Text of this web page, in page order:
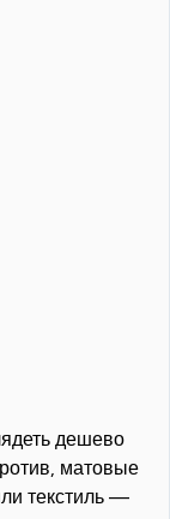
дешево
матовые
текстиль —